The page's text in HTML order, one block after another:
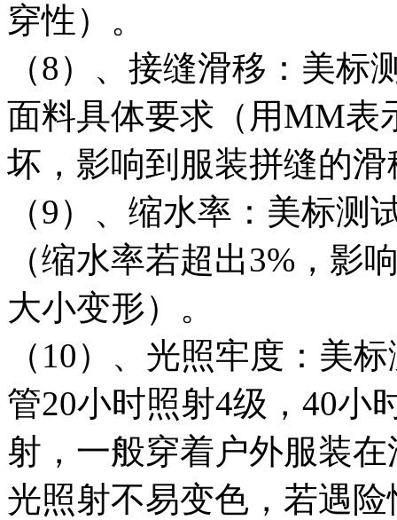
穿性）。
（8）、接缝滑移：美标
面料具体要求（用MM表
坏，影响到服装拼缝的滑
（9）、缩水率：美标测
（缩水率若超出3%，影
大小变形）。
（10）、光照牢度：美
管20小时照射4级，40小
射，一般穿着户外服装
光照射不易变色，若遇